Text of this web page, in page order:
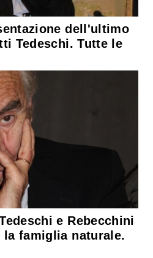
dell'ultimo
Tedeschi. Tutte le
e Rebecchini
la famiglia naturale.